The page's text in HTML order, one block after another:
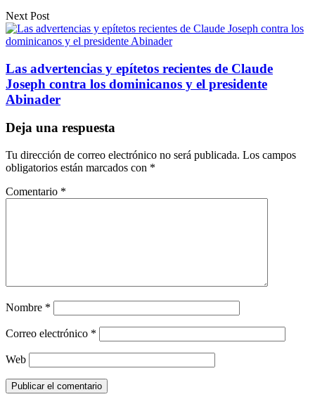
Next Post
Las advertencias y epítetos recientes de Claude
Joseph contra los dominicanos y el presidente
Abinader
Deja una respuesta
Tu dirección de correo electrónico no será publicada. Los campos
obligatorios están marcados con *
Comentario *
Nombre *
Correo electrónico *
Web